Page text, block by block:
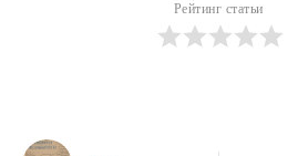
Рейтинг статьи